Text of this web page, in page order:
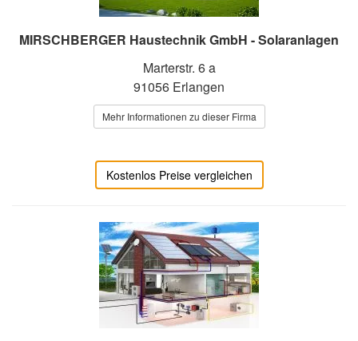
MIRSCHBERGER Haustechnik GmbH - Solaranlagen
Marterstr. 6 a
91056 Erlangen
Mehr Informationen zu dieser Firma
Kostenlos Preise vergleichen